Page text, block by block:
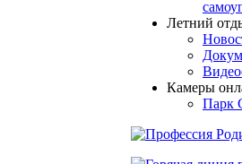
Летний
Камеры
Парк